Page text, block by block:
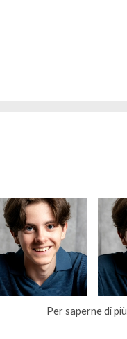
Per saperne di più